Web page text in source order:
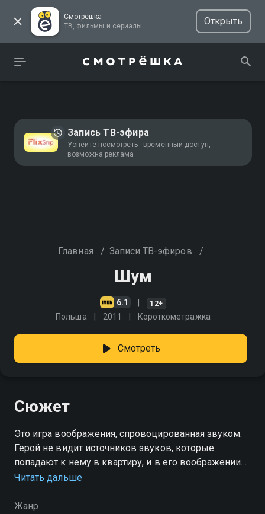
Смотрёшка
ТВ, фильмы и сериалы
Открыть
Запись ТВ-эфира
Успейте посмотреть - временный доступ,
возможна реклама
Главная / Записи ТВ-эфиров /
Шум
6.1 12+
Польша 2011 Короткометражка
Смотреть
Сюжет
Это игра воображения, спровоцированная звуком.
Герой не видит источников звуков, которые
попадают к нему в квартиру, и в его воображении
они выглядят совершенно по-другому
Читать дальше
Жанр